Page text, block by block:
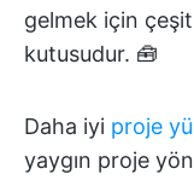
gelmek için
kutusudur. 🧰
Daha iyi proje
yaygın proje